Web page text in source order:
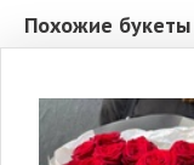
Похожие букеты